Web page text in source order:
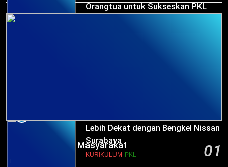
Orangtua untuk Sukseskan PKL
Lebih Dekat dengan Bengkel Nissan
Surabaya
KURIKULUM PKL
Survei Kepuasan Masyarakat 01